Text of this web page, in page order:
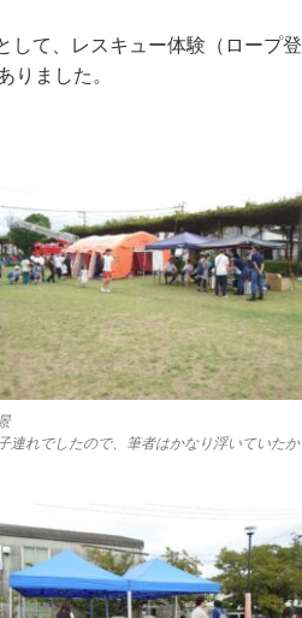
して、レスキュー体験（ロープ登
りました。
連れでしたので、筆者はかなり浮いていたか